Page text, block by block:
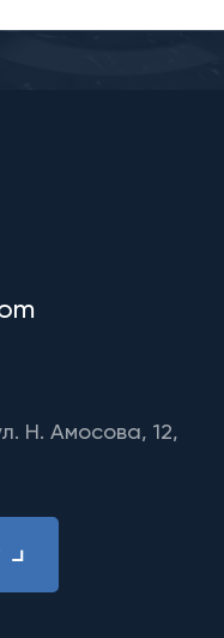
Н. Амосова, 12,